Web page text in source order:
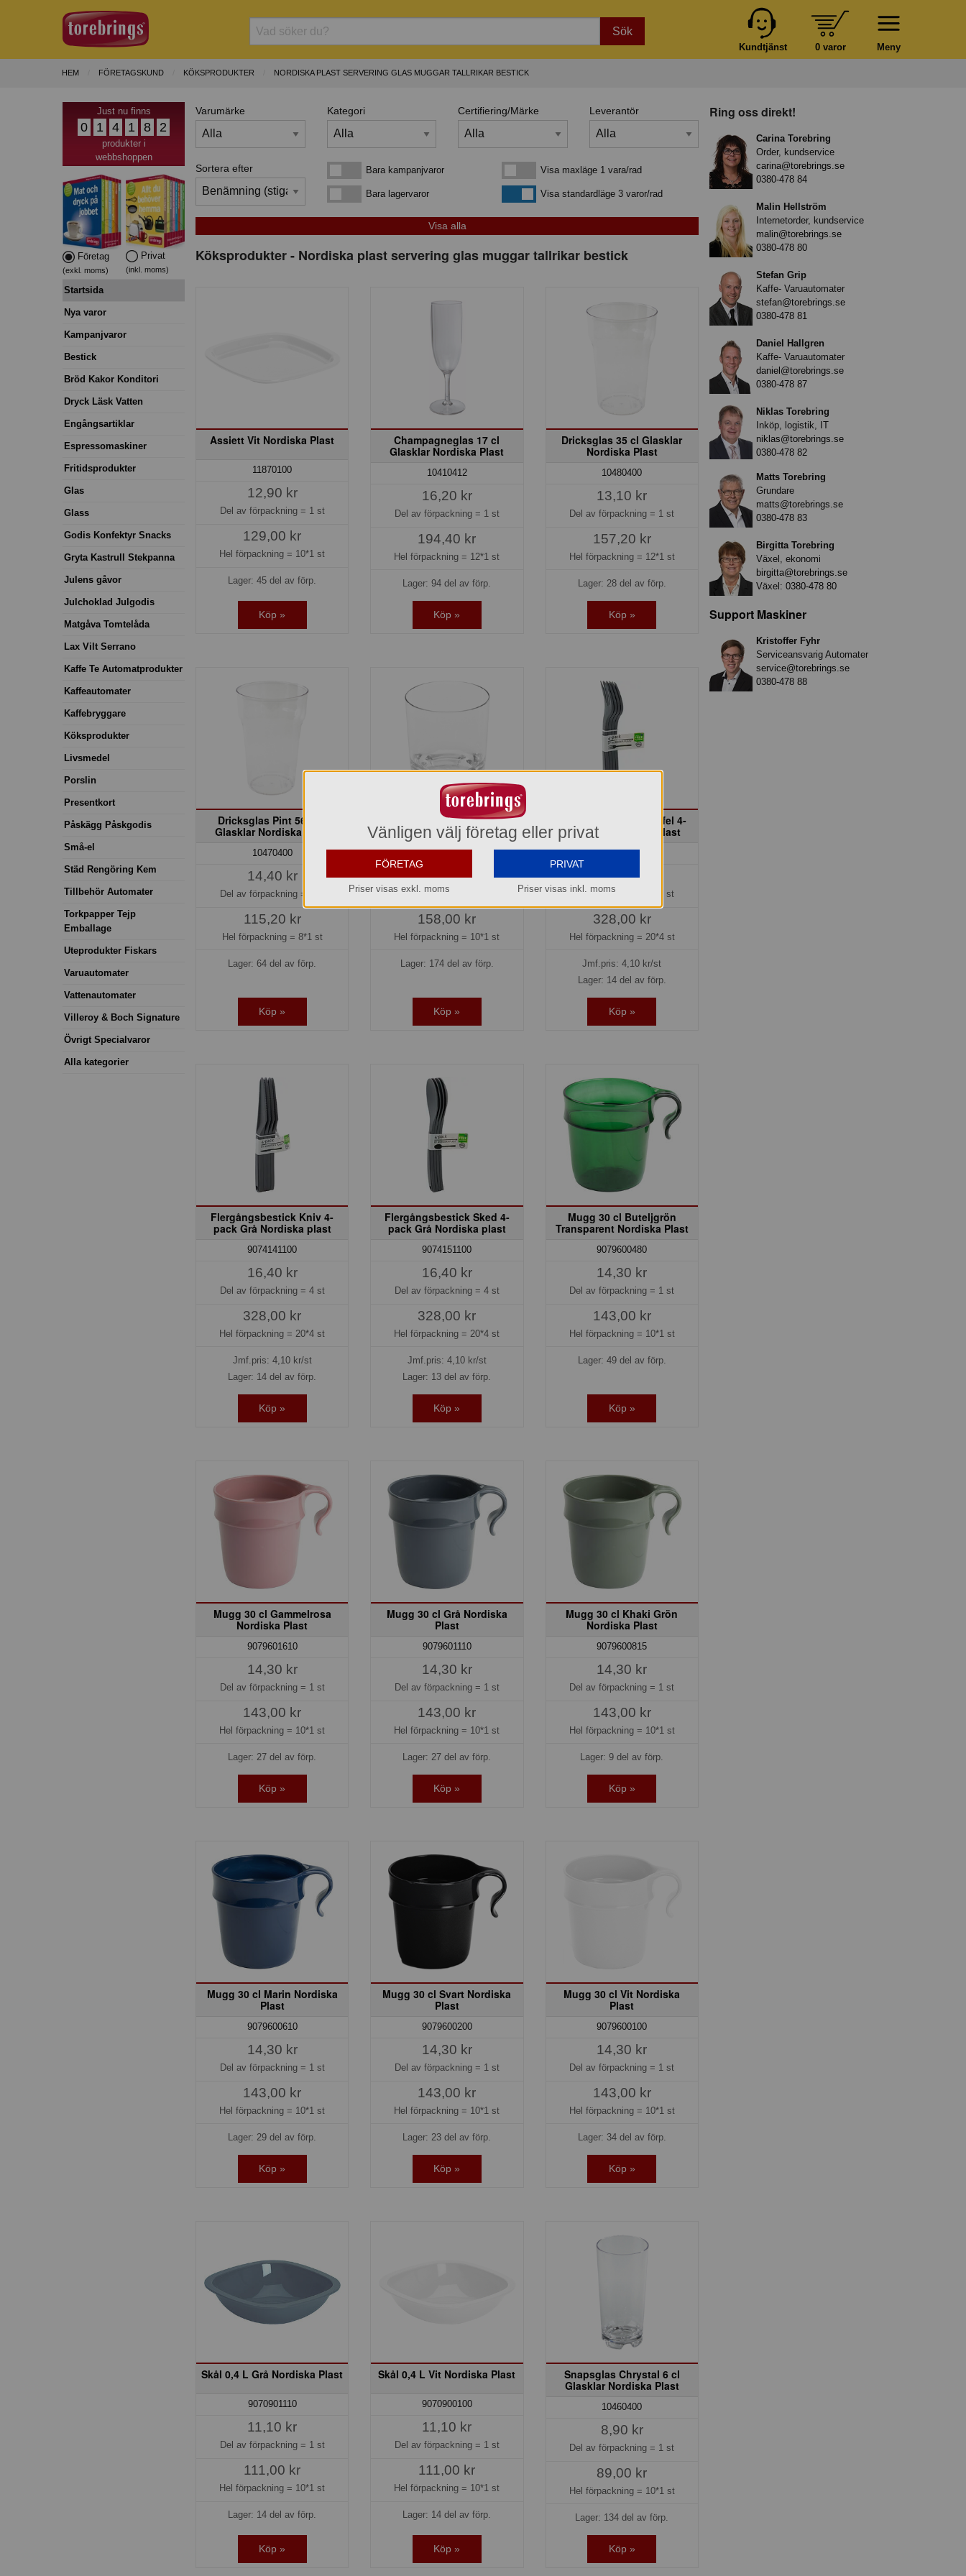
Sök
Meny
0 varor
Kundtjänst
HEM FÖRETAGSKUND KÖKSPRODUKTER NORDISKA PLAST SERVERING GLAS MUGGAR TALLRIKAR BESTICK
Just nu finns
0 1 4 1 8 2
produkter i
webbshoppen
Företag
(exkl. moms)
Privat
(inkl. moms)
Startsida
Nya varor
Kampanjvaror
Bestick
Bröd Kakor Konditori
Dryck Läsk Vatten
Engångsartiklar
Espressomaskiner
Fritidsprodukter
Glas
Glass
Godis Konfektyr Snacks
Gryta Kastrull Stekpanna
Julens gåvor
Julchoklad Julgodis
Matgåva Tomtelåda
Lax Vilt Serrano
Kaffe Te Automatprodukter
Kaffeautomater
Kaffebryggare
Köksprodukter
Livsmedel
Porslin
Presentkort
Påskägg Påskgodis
Små-el
Städ Rengöring Kem
Tillbehör Automater
Torkpapper Tejp
Emballage
Uteprodukter Fiskars
Varuautomater
Vattenautomater
Villeroy & Boch Signature
Övrigt Specialvaror
Alla kategorier
Varumärke Kategori Certifiering/Märke Leverantör
Sortera efter Bara kampanjvarorBara kampanjvaror
Bara lagervarorBara lagervaror
Visa maxläge 1 vara/rad
Visa maxläge 1 vara/rad
Visa standardlägeVisa standardläge 3 varor/rad
Köksprodukter - Nordiska plast servering glas muggar tallrikar bestick
Assiett Vit Nordiska Plast
11870100
12,90 kr
Del av förpackning = 1 st
129,00 kr
Hel förpackning = 10*1 st
Lager: 45 del av förp.
Köp »
Champagneglas 17 cl
Glasklar Nordiska Plast
10410412
16,20 kr
Del av förpackning = 1 st
194,40 kr
Hel förpackning = 12*1 st
Lager: 94 del av förp.
Köp »
Dricksglas 35 cl Glasklar
Nordiska Plast
10480400
13,10 kr
Del av förpackning = 1 st
157,20 kr
Hel förpackning = 12*1 st
Lager: 28 del av förp.
Köp »
Dricksglas Pint 56,8 cl
Glasklar Nordiska Plast
10470400
14,40 kr
Del av förpackning =
115,20 kr
Hel förpackning = 8*1 st
Lager: 64 del av förp.
Köp »
Drinkglas Chrystal 25 cl
Glasklar Nordiska Plast
10430400
15,80 kr
Del av förpackning =
158,00 kr
Hel förpackning = 10*1 st
Lager: 174 del av förp.
Köp »
Flergångsbestick Gaffel 4-
pack Grå Nordiska plast
9074130500
16,40 kr
Del av förpackning = 4 st
328,00 kr
Hel förpackning = 20*4 st
Jmf.pris:4,10 kr/st
Lager: 14 del av förp.
Köp »
Flergångsbestick Kniv 4-
pack Grå Nordiska plast
9074141100
16,40 kr
Del av förpackning = 4 st
328,00 kr
Hel förpackning = 20*4 st
Jmf.pris: 4,10kr/st
Lager: 14 del av förp.
Köp »
Flergångsbestick Sked 4-
pack Grå Nordiska plast
9074151100
16,40 kr
Del av förpackning = 4 st
328,00 kr
Hel förpackning = 20*4 st
Jmf.pris: 4,10kr/st
Lager: 13 del av förp.
Köp »
Mugg 30 cl Buteljgrön
Transparent Nordiska Plast
9079600480
14,30 kr
Del av förpackning = 1 st
143,00 kr
Hel förpackning = 10*1 st
Lager: 49 del av förp.
Köp »
Mugg 30 cl Gammelrosa
Nordiska Plast
9079601610
14,30 kr
Del av förpackning = 1 st
143,00 kr
Hel förpackning = 10*1 st
Lager: 27 del av förp.
Köp »
Mugg 30 cl Grå Nordiska
Plast
9079601110
14,30 kr
Del av förpackning = 1 st
143,00 kr
Hel förpackning = 10*1 st
Lager: 27 del av förp.
Köp »
Mugg 30 cl Khaki Grön
Nordiska Plast
9079600815
14,30 kr
Del av förpackning = 1 st
143,00 kr
Hel förpackning = 10*1 st
Lager: 9 del av förp.
Köp »
Mugg 30 cl Marin Nordiska
Plast
9079600610
14,30 kr
Del av förpackning = 1 st
143,00 kr
Hel förpackning = 10*1 st
Lager: 29 del av förp.
Köp »
Mugg 30 cl Svart Nordiska
Plast
9079600200
14,30 kr
Del av förpackning = 1 st
143,00 kr
Hel förpackning = 10*1 st
Lager: 23 del av förp.
Köp »
Mugg 30 cl Vit Nordiska
Plast
9079600100
14,30 kr
Del av förpackning = 1 st
143,00 kr
Hel förpackning = 10*1 st
Lager: 34 del av förp.
Köp »
Skål 0,4 L Grå Nordiska Plast
9070901110
11,10 kr
Del av förpackning = 1 st
111,00 kr
Hel förpackning = 10*1 st
Lager: 14 del av förp.
Köp »
Skål 0,4 L Vit Nordiska Plast
9070900100
11,10 kr
Del av förpackning = 1 st
111,00 kr
Hel förpackning = 10*1 st
Lager: 14 del av förp.
Köp »
Snapsglas Chrystal 6 cl
Glasklar Nordiska Plast
10460400
8,90 kr
Del av förpackning = 1 st
89,00 kr
Hel förpackning = 10*1 st
Lager: 134 del av förp.
Köp »
Ring oss direkt!
Carina Torebring
Order, kundservice
carina@torebrings.se
0380-478 84
Malin Hellström
Internetorder, kundservice
malin@torebrings.se
0380-478 80
Stefan Grip
Kaffe- Varuautomater
stefan@torebrings.se
0380-478 81
Daniel Hallgren
Kaffe- Varuautomater
daniel@torebrings.se
0380-478 87
Niklas Torebring
Inköp, logistik, IT
niklas@torebrings.se
0380-478 82
Matts Torebring
Grundare
matts@torebrings.se
0380-478 83
Birgitta Torebring
Växel, ekonomi
birgitta@torebrings.se
Växel: 0380-478 80
Support Maskiner
Kristoffer Fyhr
Serviceansvarig Automater
service@torebrings.se
0380-478 88
Vänligen välj företag eller privat
FÖRETAG
Priser visas exkl. moms
PRIVAT
Priser visas inkl. moms